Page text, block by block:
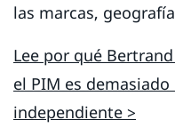
las marcas,
Lee por qué
el PIM es
independiente >